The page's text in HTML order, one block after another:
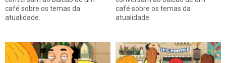
café sobre os temas da
atualidade.
café sobre os temas da
atualidade.